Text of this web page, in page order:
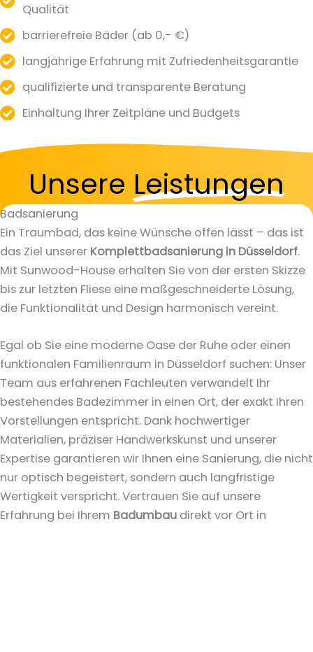
Qualität
barrierefreie Bäder (ab 0,- €)
langjährige Erfahrung mit Zufriedenheitsgarantie
qualifizierte und transparente Beratung
Einhaltung Ihrer Zeitpläne und Budgets
Unsere Leistungen
Badsanierung
Ein Traumbad, das keine Wünsche offen lässt – das ist
das Ziel unserer Komplettbadsanierung in Düsseldorf.
Mit Sunwood-House erhalten Sie von der ersten Skizze
bis zur letzten Fliese eine maßgeschneiderte Lösung,
die Funktionalität und Design harmonisch vereint.
Egal ob Sie eine moderne Oase der Ruhe oder einen
funktionalen Familienraum in Düsseldorf suchen: Unser
Team aus erfahrenen Fachleuten verwandelt Ihr
bestehendes Badezimmer in einen Ort, der exakt Ihren
Vorstellungen entspricht. Dank hochwertiger
Materialien, präziser Handwerkskunst und unserer
Expertise garantieren wir Ihnen eine Sanierung, die nicht
nur optisch begeistert, sondern auch langfristige
Wertigkeit verspricht. Vertrauen Sie auf unsere
Erfahrung bei Ihrem Badumbau direkt vor Ort in